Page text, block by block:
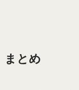
まとめ